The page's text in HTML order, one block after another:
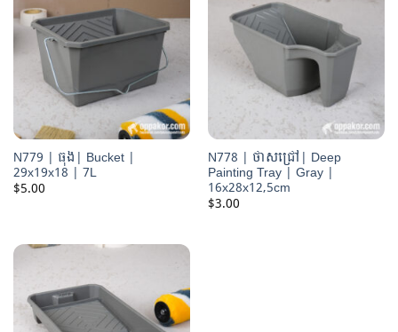
N779 | ធុង| Bucket |
29x19x18 | 7L
$5.00
N778 | ថាសជ្រៅ| Deep
Painting Tray | Gray |
16x28x12,5cm
$3.00